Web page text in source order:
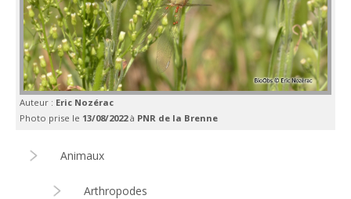
Auteur : Eric Nozérac
Photo prise le 13/08/2022à PNR de la Brenne
Animaux
Arthropodes